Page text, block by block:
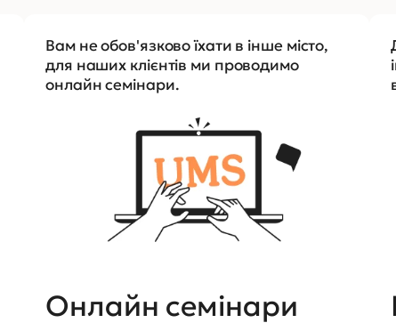
Вам не обов'язково їхати в інше місто,
для наших клієнтів ми проводимо
онлайн семінари.
Онлайн семінари